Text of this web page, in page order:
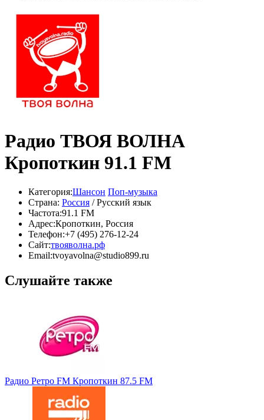
Радио ТВОЯ ВОЛНА
Кропоткин 91.1 FM
Категория:Шансон Поп-музыка
Страна: Россия / Русский язык
Частота:91.1 FM
Адрес:Кропоткин, Россия
Телефон:+7 (495) 276-12-24
Сайт:твояволна.рф
Email:tvoyavolna@studio899.ru
Слушайте также
Радио Ретро FM Кропоткин 87.5 FM